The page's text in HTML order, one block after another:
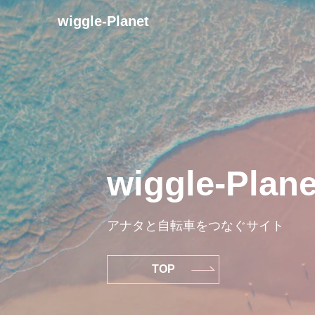
wiggle-Planet
wiggle-
アナタと自転車をつなぐサイト
TOP